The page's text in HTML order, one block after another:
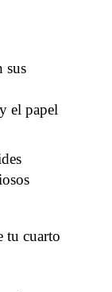
sus
el papel
tu cuarto